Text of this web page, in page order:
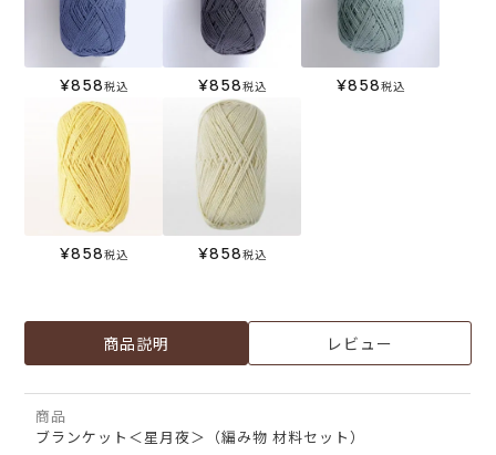
¥858税込 ¥858税込 ¥858税込
¥858税込 ¥858税込
商品説明 レビュー
商品
ブランケット＜星月夜＞（編み物 材料セット）